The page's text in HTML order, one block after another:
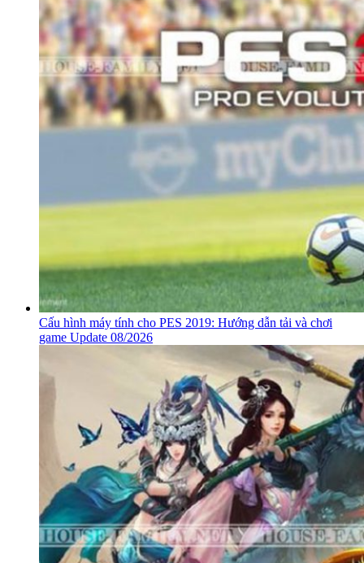
Cấu hình máy tính cho PES 2019: Hướng dẫn tải và chơi
game Update 08/2026